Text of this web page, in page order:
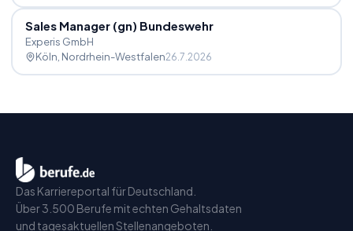
Sales Manager (gn) Bundeswehr
Experis GmbH
Köln , Nordrhein-Westfalen26.7.2026
Das Karriereportal für Deutschland.
Über 3.500 Berufe mit echten Gehaltsdaten
und tagesaktuellen Stellenangeboten.